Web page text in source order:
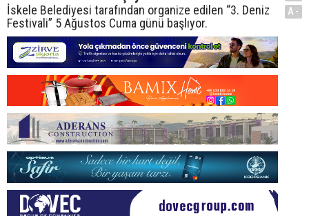
İskele Belediyesi tarafından organize edilen “3. Deniz
Festivali” 5 Ağustos Cuma günü başlıyor.
A-